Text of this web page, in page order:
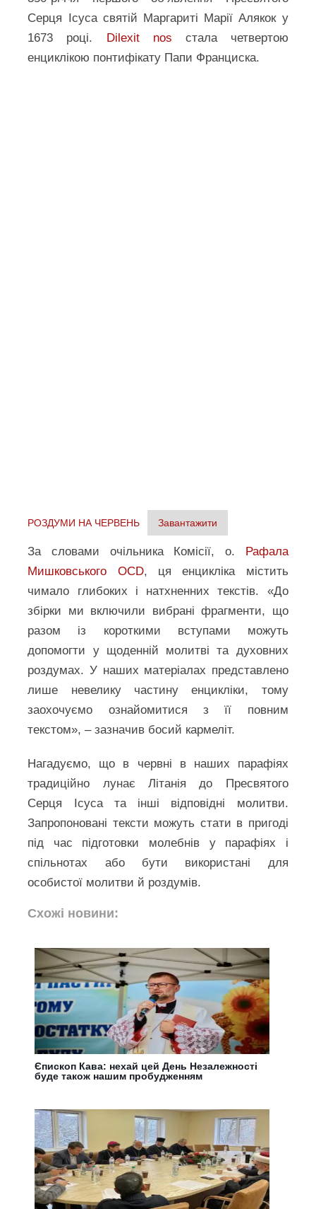
Серця Ісуса святій Маргариті Марії Алякок у
1673 році. Dilexit nos стала четвертою
енциклікою понтифікату Папи Франциска.
РОЗДУМИ НА ЧЕРВЕНЬ Завантажити
За словами очільника Комісії, о. Рафала
Мишковського OCD, ця енцикліка містить
чимало глибоких і натхненних текстів. «До
збірки ми включили вибрані фрагменти, що
разом із короткими вступами можуть
допомогти у щоденній молитві та духовних
роздумах. У наших матеріалах представлено
лише невелику частину енцикліки, тому
заохочуємо ознайомитися з її повним
текстом», – зазначив босий кармеліт.
Нагадуємо, що в червні в наших парафіях
традиційно лунає Літанія до Пресвятого
Серця Ісуса та інші відповідні молитви.
Запропоновані тексти можуть стати в пригоді
під час підготовки молебнів у парафіях і
спільнотах або бути використані для
особистої молитви й роздумів.
Схожі новини:
Єпископ Кава: нехай цей День Незалежності
буде також нашим пробудженням